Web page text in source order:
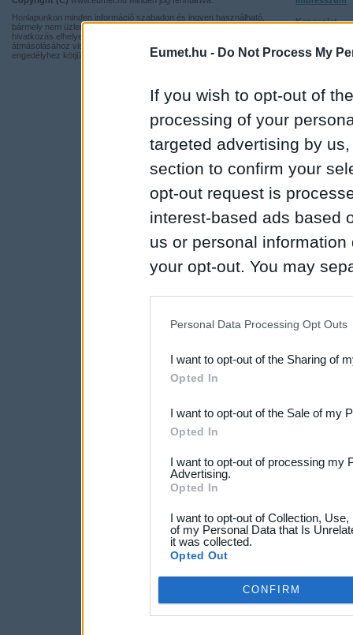
Eumet.hu - Do Not Process My
If you wish to opt-out of
processing of your
targeted advertising by
section to confirm your
opt-out request is
interest-based ads based
us or personal
your opt-out. You may
Downstream Participants
third parties.
Personal Data Processing Opt Outs
I want to opt-out of the Sharing of
Opted In
I want to opt-out of the Sale of my
Opted In
I want to opt-out of processing my
Advertising.
Opted In
I want to opt-out of Collection,
of my Personal Data that Is
it was collected.
Opted Out
CONFIRM
Honlapunkon minden információ szabadon és ingyen használható,
bármely nem üzleti tevékenységhez a forrás pontos megjelölésével,
hivatkozás elhelyezésével. Részeinek más honlapra történő
átmásolásához viszont nem járulunk hozzá, illetve írásos
engedélyhez kötjük.
Kapcsolat